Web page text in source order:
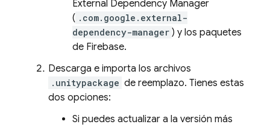
External Dependency Manager
( .com.google.external-
dependency-manager ) y los paquetes
de Firebase.
Descarga e importa los archivos
.unitypackage de reemplazo. Tienes estas
dos opciones:
Si puedes actualizar a la versión más